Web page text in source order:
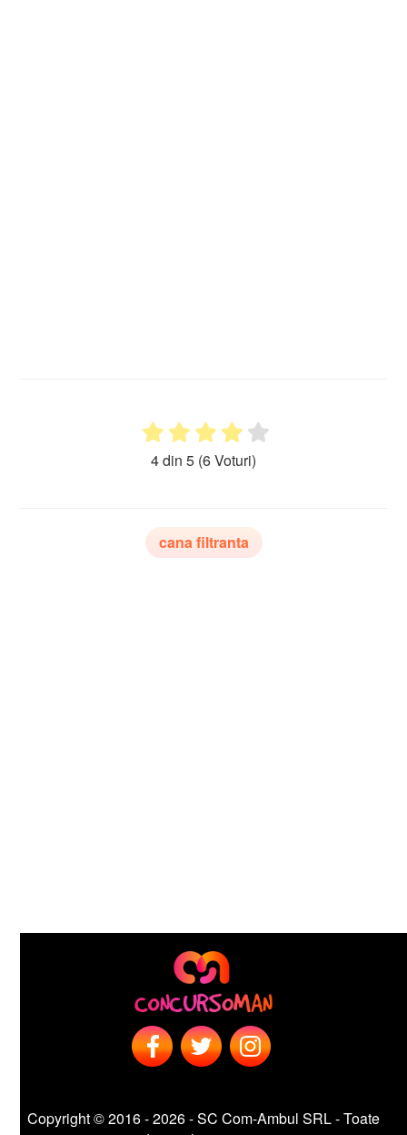
4 din 5(6 Voturi)
cana filtranta
Copyright © 2016 - 2026 - SC Com-Ambul SRL - Toate